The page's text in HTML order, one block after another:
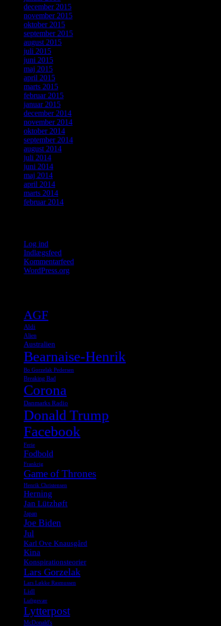
december 2015
november 2015
oktober 2015
september 2015
august 2015
juli 2015
juni 2015
maj 2015
april 2015
marts 2015
februar 2015
januar 2015
december 2014
november 2014
oktober 2014
september 2014
august 2014
juli 2014
juni 2014
maj 2014
april 2014
marts 2014
februar 2014
Log ind
Indlægsfeed
Kommentarfeed
WordPress.org
AGF
Aldi
Alien
Australien
Bearnaise-Henrik
Bo Gorzelak Pedersen
Breaking Bad
Corona
Danmarks Radio
Donald Trump
Facebook
Ferie
Fodbold
Frankrig
Game of Thrones
Henrik Christensen
Herning
Jan Lützhøft
Japan
Joe Biden
Jul
Karl Ove Knausgård
Kina
Konspirationsteorier
Lars Gorzelak
Lars Løkke Rasmussen
Lidl
Luftgevær
Lytterpost
McDonald's